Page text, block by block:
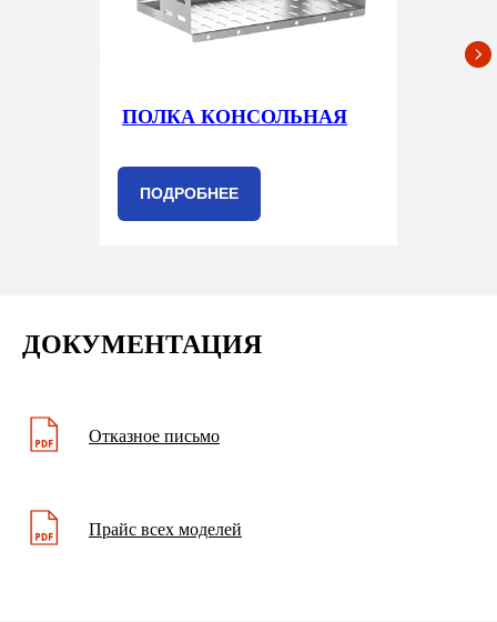
ПОЛКА КОНСОЛЬНАЯ
ПОДРОБНЕЕ
ДОКУМЕНТАЦИЯ
Отказное письмо
Прайс всех моделей